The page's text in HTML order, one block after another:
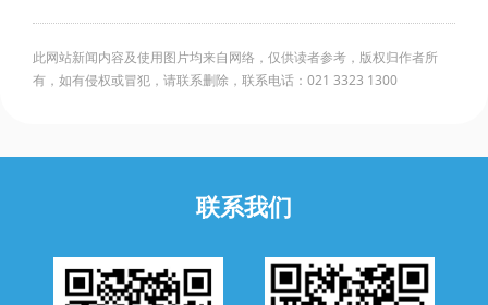
此网站新闻内容及使用图片均来自网络，仅供读者参考，版权归作者所
有，如有侵权或冒犯，请联系删除，联系电话：021 3323 1300
联系我们